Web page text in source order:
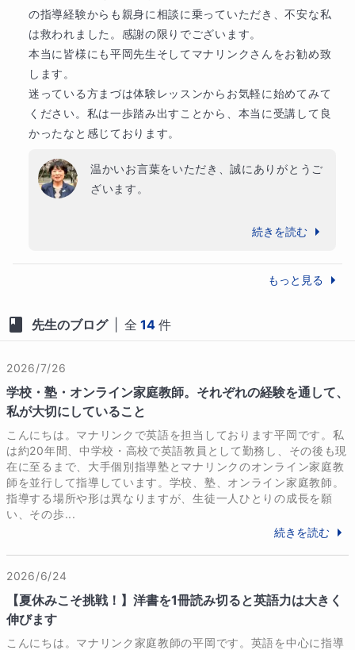
す。
精神的にも肉体的にも成長めざましい時期の中高生は
「きっかけ」ひとつで大きく変ります。その「きっか
け」をみつけて伸ばすことを20年間研究してまいりま
した。経験の全てを活かした授業を生徒さま1人1人に
行ってまいります。
◆生徒様へ
好きになります。あなたの勉強のやり方を見つけま
が大切な科目です。焦らず、自分のペースで一歩ずつ
進んでいきましょう。わからないところは遠慮なく質
力を身につけていきましょう！あなたの成長を全力で
サポートします。
◆保護者様へ
お子さまの学習を支えるご家庭のご負担を軽減しなが
ら、効率的に英語力を伸ばせる指導を心がけていま
す。不安や疑問があればいつでもご相談ください。お
子さまの成績向上だけでなく、学ぶ意欲や自信を育て
るサポートを丁寧に行い、ご家庭と連携しながら一緒
に成長を見守ってまいります。
お子さまの英語学習について、
「英検はどのタイミングで、どの級を目指すべきか」
「神奈川の高校入試や私立高校入試にどう備えればよ
いのか」
より大切だと考えております。
今後も定期テスト対策はもちろん、将来につ
いります。引き続きどうぞよろしくお願いい
たします。
の指導経験からも親身に相談に乗っていただき、不安な私
は救われました。感謝の限りでございます。
本当に皆様にも平岡先生そしてマナリンクさんをお勧め致
します。
迷っている方まづは体験レッスンからお気軽に始めてみて
ください。私は一歩踏み出すことから、本当に受講して良
かったなと感じております。
温かいお言葉をいただき、誠にありがとうご
ざいます。
大学受験制度は年々変化しており、保護者様
多いかと思います。そのような中で、少しで
も安心して進路を考えていただけるよう、お
受験制度・学習計画まで丁寧にサポートする
また、日頃よりご家庭でも真剣にお子様を支
えてくださっているからこそ、この数か月で
着実な成長につながっているのだと感じてお
ります。
このようなお言葉をいただけましたこと、大
変励みになります。
今後も、生徒様・保護者様双方に寄り添いな
引き続き、どうぞよろしくお願いいたしま
続きを読む
もっと見る
先生のブログ 全 14 件
2026/7/26
学校・塾・オンライン家庭教師。それぞれの経験を通して、
私が大切にしていること
こんにちは。マナリンクで英語を担当しております平岡です。私
は約20年間、中学校・高校で英語教員として勤務し、その後も現
在に至るまで、大手個別指導塾とマナリンクのオンライン家庭教
師を並行して指導しています。学校、塾、オンライン家庭教師。
指導する場所や形は異なりますが、生徒一人ひとりの成長を願
い、その歩...
続きを読む
2026/6/24
【夏休みこそ挑戦！】洋書を1冊読み切ると英語力は大きく
伸びます
こんにちは。マナリンク家庭教師の平岡です。英語を中心に指導